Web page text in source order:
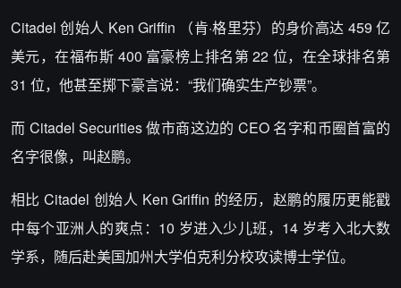
Citadel 创始人 Ken Griffin （肯·格里芬）的身价高达 459 亿
美元，在福布斯 400 富豪榜上排名第 22 位，在全球排名第
31 位，他甚至掷下豪言说：“我们确实生产钞票”。
而 Citadel Securities 做市商这边的 CEO 名字和币圈首富的
名字很像，叫赵鹏。
相比 Citadel 创始人 Ken Griffin 的经历，赵鹏的履历更能戳
中每个亚洲人的爽点：10 岁进入少儿班，14 岁考入北大数
学系，随后赴美国加州大学伯克利分校攻读博士学位。